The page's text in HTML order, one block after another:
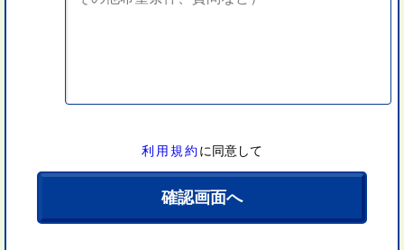
利用規約 に同意して
確認画面へ